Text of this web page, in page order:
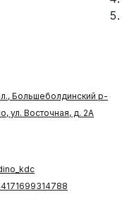
Большеболдинский р-
ул. Восточная, д. 2А